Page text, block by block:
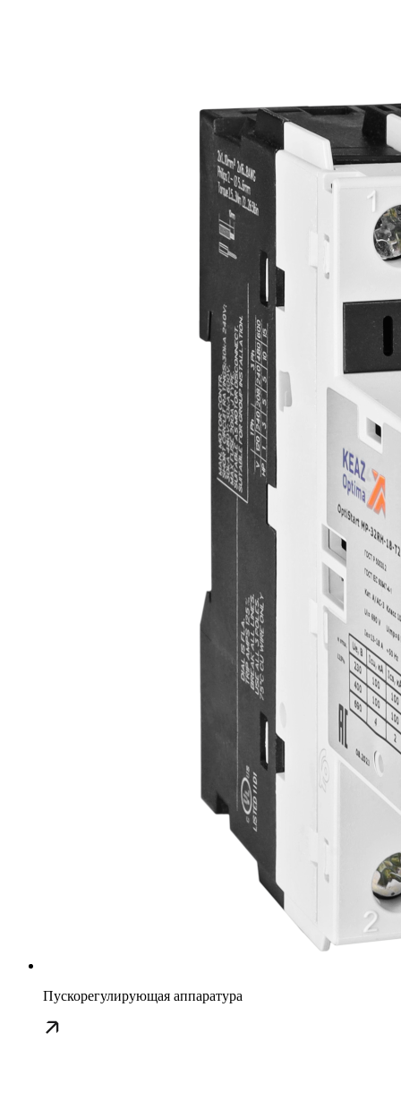
Пускорегулирующая аппаратура